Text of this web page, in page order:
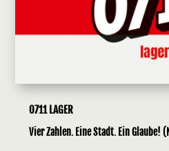
0711 LAGER
Vier Zahlen. Eine Stadt. Ein